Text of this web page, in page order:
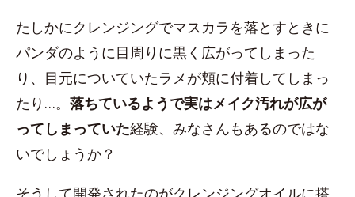
たしかにクレンジングでマスカラを落とすときに
パンダのように目周りに黒く広がってしまった
り、目元についていたラメが頬に付着してしまっ
たり…。 落ちているようで実はメイク汚れが広が
ってしまっていた経験、みなさんもあるのではな
いでしょうか？